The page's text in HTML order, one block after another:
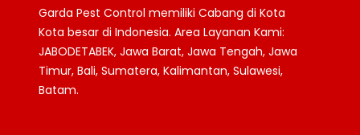
Garda Pest Control memiliki Cabang di Kota
Kota besar di Indonesia. Area Layanan Kami:
JABODETABEK, Jawa Barat, Jawa Tengah, Jawa
Timur, Bali, Sumatera, Kalimantan, Sulawesi,
Batam.